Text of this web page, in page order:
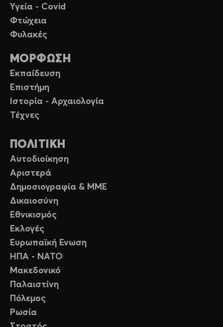
Υγεία - Covid
Φτώχεια
Φυλακές
ΜΟΡΦΩΣΗ
Εκπαίδευση
Επιστήμη
Ιστορία - Αρχαιολογία
Τέχνες
ΠΟΛΙΤΙΚΗ
Αυτοδιοίκηση
Αριστερά
Δημοσιογραφία & ΜΜΕ
Δικαιοσύνη
Εθνικισμός
Εκλογές
Ευρωπαϊκή Ενωση
ΗΠΑ - ΝΑΤΟ
Μακεδονικό
Παλαιστίνη
Πόλεμος
Ρωσία